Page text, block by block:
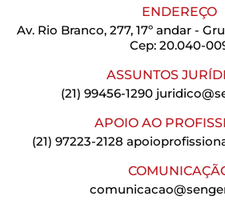
ENDEREÇO
Av. Rio Branco, 277, 17º andar -
Cep: 20.040-
ASSUNTOS
(21) 99456-1290
APOIO AO
(21) 97223-2128